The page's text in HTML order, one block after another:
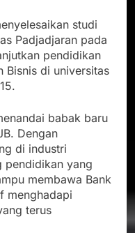
studi
Padjadjaran pada
pendidikan
Bisnis di universitas
babak baru
Dengan
di industri
pendidikan yang
membawa Bank
menghadapi
terus